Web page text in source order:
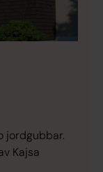
jordgubbar.
Kajsa